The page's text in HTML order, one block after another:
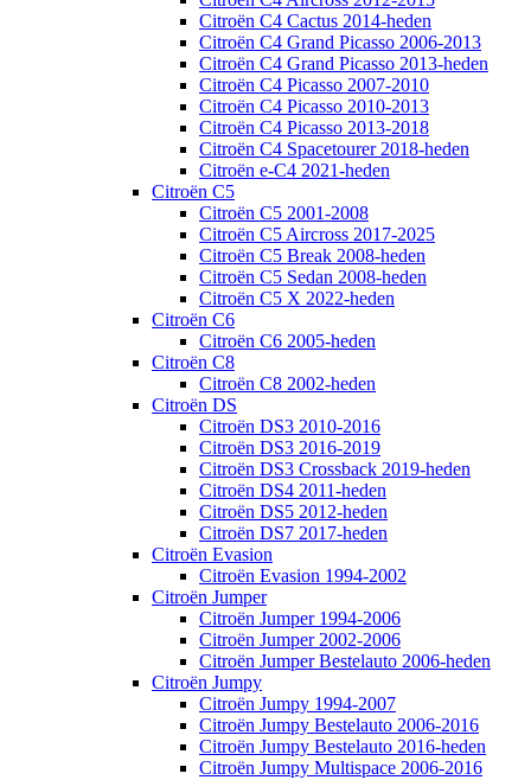
Citroën C4 Cactus 2014-heden
Citroën C4 Grand Picasso 2006-2013
Citroën C4 Grand Picasso 2013-heden
Citroën C4 Picasso 2007-2010
Citroën C4 Picasso 2010-2013
Citroën C4 Picasso 2013-2018
Citroën C4 Spacetourer 2018-heden
Citroën e-C4 2021-heden
Citroën C5
Citroën C5 2001-2008
Citroën C5 Aircross 2017-2025
Citroën C5 Break 2008-heden
Citroën C5 Sedan 2008-heden
Citroën C5 X 2022-heden
Citroën C6
Citroën C6 2005-heden
Citroën C8
Citroën C8 2002-heden
Citroën DS
Citroën DS3 2010-2016
Citroën DS3 2016-2019
Citroën DS3 Crossback 2019-heden
Citroën DS4 2011-heden
Citroën DS5 2012-heden
Citroën DS7 2017-heden
Citroën Evasion
Citroën Evasion 1994-2002
Citroën Jumper
Citroën Jumper 1994-2006
Citroën Jumper 2002-2006
Citroën Jumper Bestelauto 2006-heden
Citroën Jumpy
Citroën Jumpy 1994-2007
Citroën Jumpy Bestelauto 2006-2016
Citroën Jumpy Bestelauto 2016-heden
Citroën Jumpy Multispace 2006-2016